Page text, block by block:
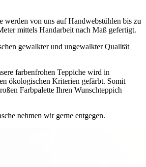
werden von uns auf Handwebstühlen bis zu
mittels Handarbeit nach Maß gefertigt.
gewalkter und ungewalkter Qualität
farbenfrohen Teppiche wird in
ökologischen Kriterien gefärbt. Somit
Farbpalette Ihren Wunschteppich
nehmen wir gerne entgegen.